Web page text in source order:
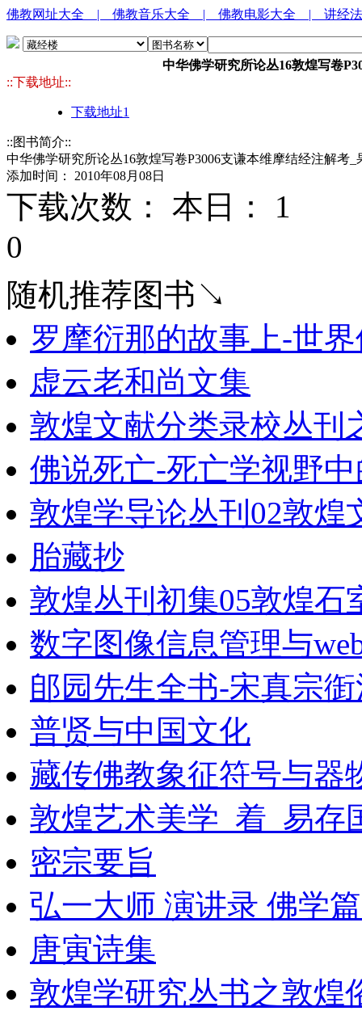
佛教网址大全 | 佛教音乐大全 | 佛教电影大全 | 讲经
中华佛学研究所论丛16敦煌写卷
::下载地址::
下载地址1
::图书简介::
中华佛学研究所论丛16敦煌写卷P3006支谦本维摩结经注解考_
添加时间： 2010年08月08日
下载次数： 本日： 1
0
随机推荐图书↘
罗摩衍那的故事上-世
虚云老和尚文集
敦煌文献分类录校丛刊
佛说死亡-死亡学视野
敦煌学导论丛刊02敦煌
胎藏抄
敦煌丛刊初集05敦煌石
数字图像信息管理与
郋园先生全书-宋真宗
普贤与中国文化
藏传佛教象征符号与器
敦煌艺术美学_着_易存
密宗要旨
弘一大师 演讲录 佛学
唐寅诗集
敦煌学研究丛书之敦煌